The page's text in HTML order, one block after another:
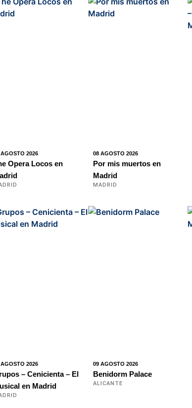
2026
Opera Locos en
08 AGOSTO 2026
Por mis muertos en
Madrid
MADRID
2026
– Cenicienta – El
en Madrid
09 AGOSTO 2026
Benidorm Palace
ALICANTE